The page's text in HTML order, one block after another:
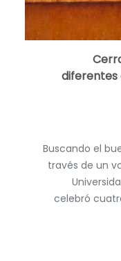
diferentes
Buscando el
través de un
celebró